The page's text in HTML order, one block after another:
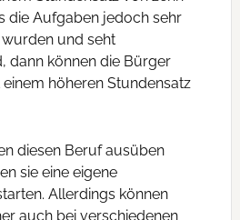
die Aufgaben jedoch sehr
und seht
dann können die Bürger
höheren Stundensatz
diesen Beruf ausüben
sie eine eigene
Allerdings können
auch bei verschiedenen